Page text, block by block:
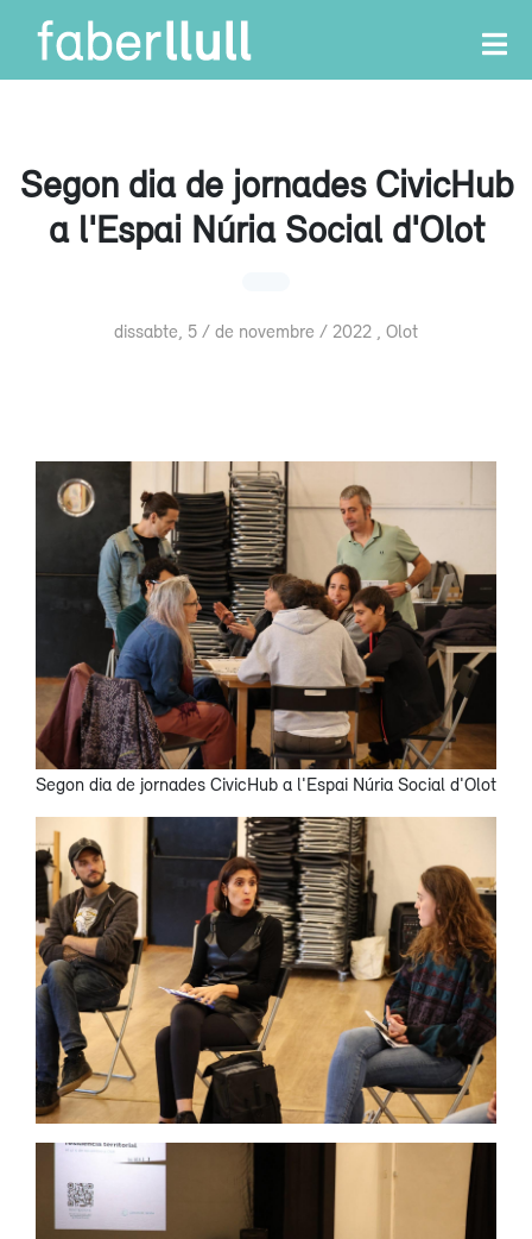
Segon dia de jornades CivicHub
a l'Espai Núria Social d'Olot
dissabte, 5 / de novembre / 2022 , Olot
Segon dia de jornades CivicHub a l'Espai Núria Social d'Olot